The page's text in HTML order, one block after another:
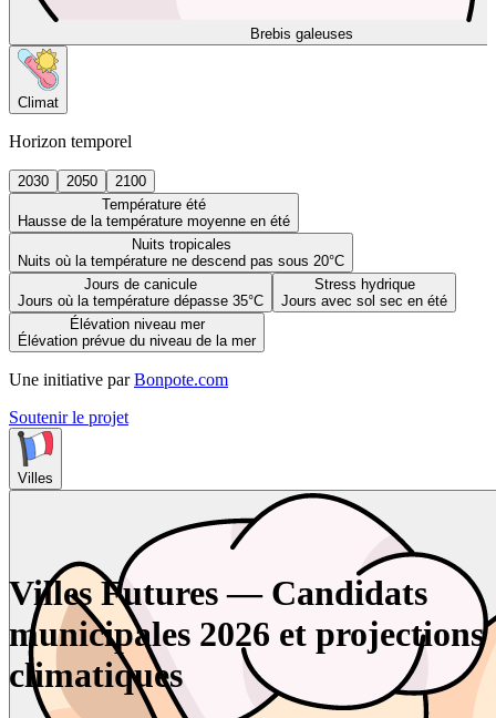
Brebis galeuses
Climat
Horizon temporel
2030 2050
2100
Température été
Hausse de la température moyenne en été
Nuits tropicales
Nuits où la température ne descend pas sous 20°C
Jours de canicule
Jours où la température dépasse 35°C
Stress hydrique
Jours avec sol sec en été
Élévation niveau mer
Élévation prévue du niveau de la mer
Une initiative par Bonpote.com
Soutenir le projet
Villes
Villes Futures — Candidats
municipales 2026 et projections
climatiques